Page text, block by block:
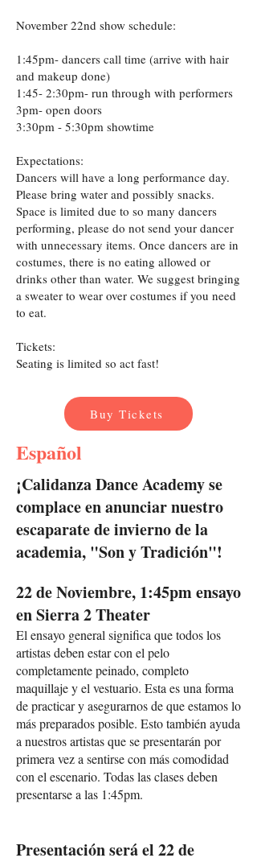
November 22nd show schedule:
1:45pm- dancers call time (arrive with hair
and makeup done)
1:45- 2:30pm- run through with performers
3pm- open doors
3:30pm - 5:30pm showtime
Expectations:
Dancers will have a long performance day.
Please bring water and possibly snacks.
Space is limited due to so many dancers
performing, please do not send your dancer
with unnecessary items. Once dancers are in
costumes, there is no eating allowed or
drinks other than water. We suggest bringing
a sweater to wear over costumes if you need
to eat.
Tickets:
Seating is limited so act fast!
Buy Tickets
Español
¡Calidanza Dance Academy se
complace en anunciar nuestro
escaparate de invierno de la
academia, "Son y Tradición"!
22 de Noviembre, 1:45pm ensayo
en Sierra 2 Theater
El ensayo general significa que todos los
artistas deben estar con el pelo
completamente peinado, completo
maquillaje y el vestuario. Esta es una forma
de practicar y asegurarnos de que estamos lo
más preparados posible. Esto también ayuda
a nuestros artistas que se presentarán por
primera vez a sentirse con más comodidad
con el escenario. Todas las clases deben
presentarse a las 1:45pm.
Presentación será el 22 de